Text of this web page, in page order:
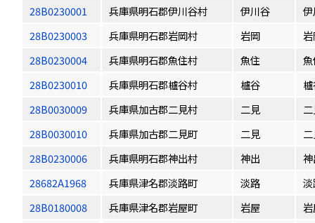
28B0230001
兵庫県明石郡伊川谷村 伊川谷
28B0230003
兵庫県明石郡岩岡村 岩岡
28B0230004
兵庫県明石郡魚住村 魚住
28B0230010
兵庫県明石郡櫨谷村 櫨谷
28B0030009
兵庫県加古郡二見村 二見
28B0030010
兵庫県加古郡二見町 二見
28B0230006
兵庫県明石郡神出村 神出
28682A1968
兵庫県津名郡淡路町 淡路
28B0180008
兵庫県津名郡岩屋町 岩屋